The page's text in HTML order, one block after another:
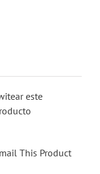
este
This Product